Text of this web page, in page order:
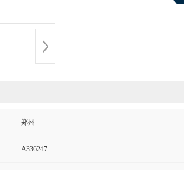
郑州
A336247